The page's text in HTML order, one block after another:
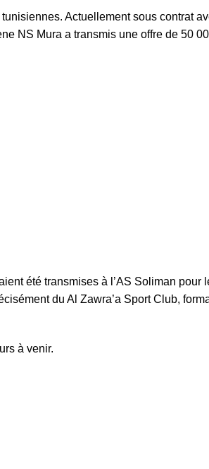
Actuellement sous contrat
NS Mura a transmis une offre de 50
été transmises à l’AS Soliman pour
du Al Zawra’a Sport Club,
à venir.